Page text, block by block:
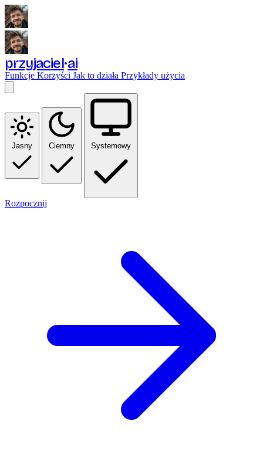
przyjaciel ai
Funkcje Korzyści Jak to działa Przykłady użycia
Jasny Ciemny Systemowy
Rozpocznij